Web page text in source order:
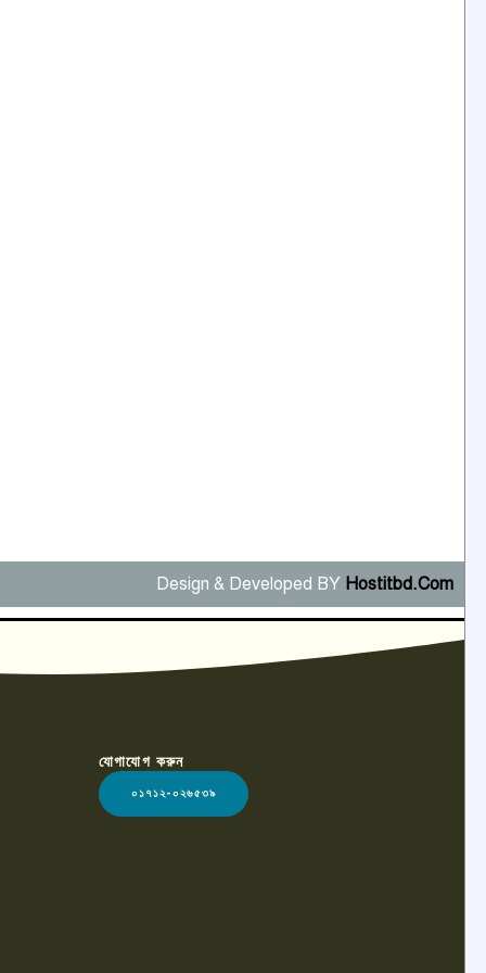
Design & Developed BY Hostitbd.Com
যোগাযোগ করুন
০১৭১২-০২৬৫৩৯